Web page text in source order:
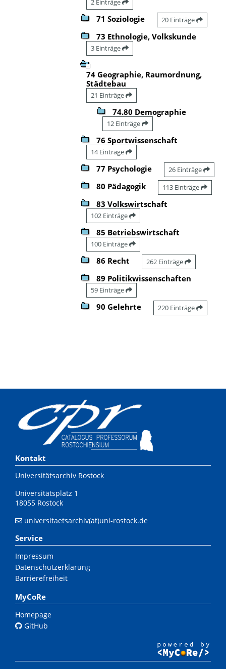
2 Einträge
71 Soziologie 20 Einträge
73 Ethnologie, Volkskunde
3 Einträge
74 Geographie, Raumordnung,
Städtebau
21 Einträge
74.80 Demographie
12 Einträge
76 Sportwissenschaft
14 Einträge
77 Psychologie 26 Einträge
80 Pädagogik 113 Einträge
83 Volkswirtschaft
102 Einträge
85 Betriebswirtschaft
100 Einträge
86 Recht 262 Einträge
89 Politikwissenschaften
59 Einträge
90 Gelehrte 220 Einträge
Kontakt
Universitätsarchiv Rostock
Universitätsplatz 1
18055 Rostock
universitaetsarchiv(at)uni-rostock.de
Service
Impressum
Datenschutzerklärung
Barrierefreiheit
MyCoRe
Homepage
GitHub